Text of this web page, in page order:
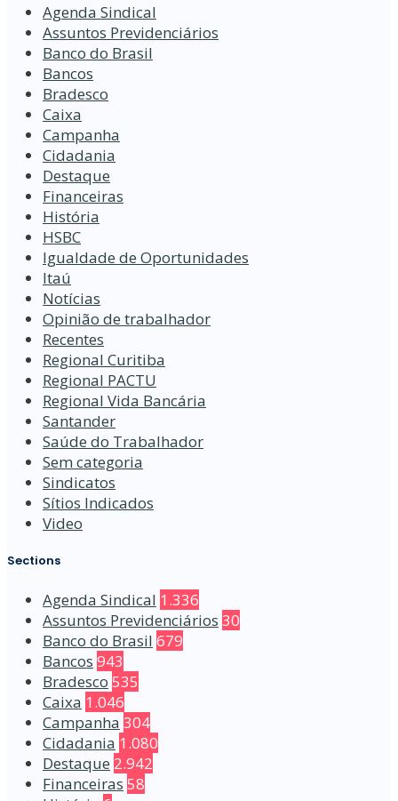
Agenda Sindical
Assuntos Previdenciários
Banco do Brasil
Bancos
Bradesco
Caixa
Campanha
Cidadania
Destaque
Financeiras
História
HSBC
Igualdade de Oportunidades
Itaú
Notícias
Opinião de trabalhador
Recentes
Regional Curitiba
Regional PACTU
Regional Vida Bancária
Santander
Saúde do Trabalhador
Sem categoria
Sindicatos
Sítios Indicados
Video
Sections
Agenda Sindical 1.336
Assuntos Previdenciários 30
Banco do Brasil 679
Bancos 943
Bradesco 535
Caixa 1.046
Campanha 304
Cidadania 1.080
Destaque 2.942
Financeiras 58